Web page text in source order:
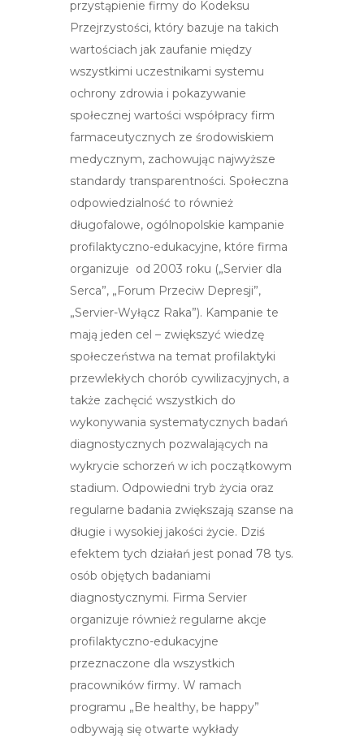
przystąpienie firmy do Kodeksu
Przejrzystości, który bazuje na takich
wartościach jak zaufanie między
wszystkimi uczestnikami systemu
ochrony zdrowia i pokazywanie
społecznej wartości współpracy firm
farmaceutycznych ze środowiskiem
medycznym, zachowując najwyższe
standardy transparentności. Społeczna
odpowiedzialność to również
długofalowe, ogólnopolskie kampanie
profilaktyczno-edukacyjne, które firma
organizuje od 2003 roku („Servier dla
Serca”, „Forum Przeciw Depresji”,
„Servier-Wyłącz Raka”). Kampanie te
mają jeden cel – zwiększyć wiedzę
społeczeństwa na temat profilaktyki
przewlekłych chorób cywilizacyjnych, a
także zachęcić wszystkich do
wykonywania systematycznych badań
diagnostycznych pozwalających na
wykrycie schorzeń w ich początkowym
stadium. Odpowiedni tryb życia oraz
regularne badania zwiększają szanse na
długie i wysokiej jakości życie. Dziś
efektem tych działań jest ponad 78 tys.
osób objętych badaniami
diagnostycznymi. Firma Servier
organizuje również regularne akcje
profilaktyczno-edukacyjne
przeznaczone dla wszystkich
pracowników firmy. W ramach
programu „Be healthy, be happy”
odbywają się otwarte wykłady